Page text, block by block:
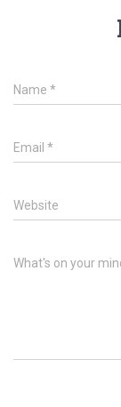
Name *
Email *
Website
What's on your